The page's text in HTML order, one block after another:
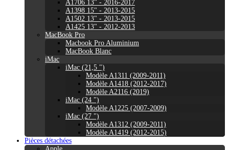
A1706 13" - 2016-2017
A1398 15" - 2013-2015
A1502 13" - 2013-2015
A1425 13" - 2012-2013
MacBook Pro
Macbook Pro Aluminium
MacBook Blanc
iMac
iMac (21,5 ")
Modèle A1311 (2009-2011)
Modèle A1418 (2012-2017)
Modèle A2116 (2019)
iMac (24 ")
Modèle A1225 (2007-2009)
iMac (27 ")
Modèle A1312 (2009-2011)
Modèle A1419 (2012-2015)
Pièces détachées